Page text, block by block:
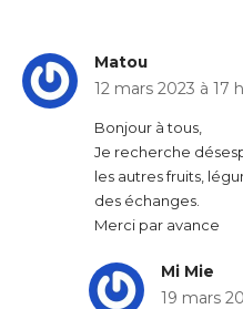
Matou
12 mars 2023 à 17
Bonjour à tous,
Je recherche
les autres fruits,
des échanges.
Merci par avance
Mi Mie
19 mars